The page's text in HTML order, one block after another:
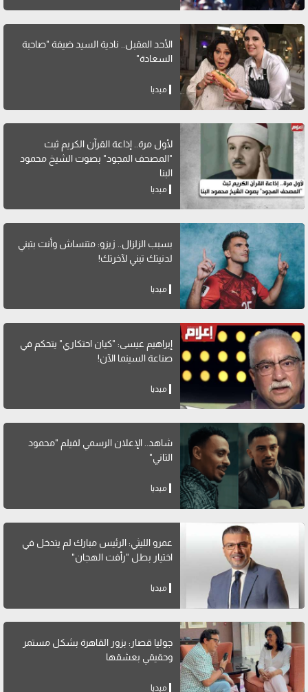
الأحد المقبل.. نادية السيد ضيفة "صاحبة
السعادة"
ميديا
لأول مرة.. إذاعة القرآن الكريم ثبث
"المصحف المجود" بصوت الشيخ محمود
البنا
ميديا
بسبب الزلزال.. زيزو: متنساش وأنت بتبني
لدنيتك تبني لآخرتك!
ميديا
إبراهيم عيسى: "كيان احتكاري" يتحكم في
صناعة السينما الآن!
ميديا
شاهد.. الإعلان الرسمي لفيلم "محمود
التاني"
ميديا
عمرو الليثي: الرئيس مبارك لم يتدخل في
اختيار بطل "رأفت الهجان"
ميديا
جوليا قصار: بزور القاهرة بشكل مستمر
وحقيقي بعشقها
ميديا